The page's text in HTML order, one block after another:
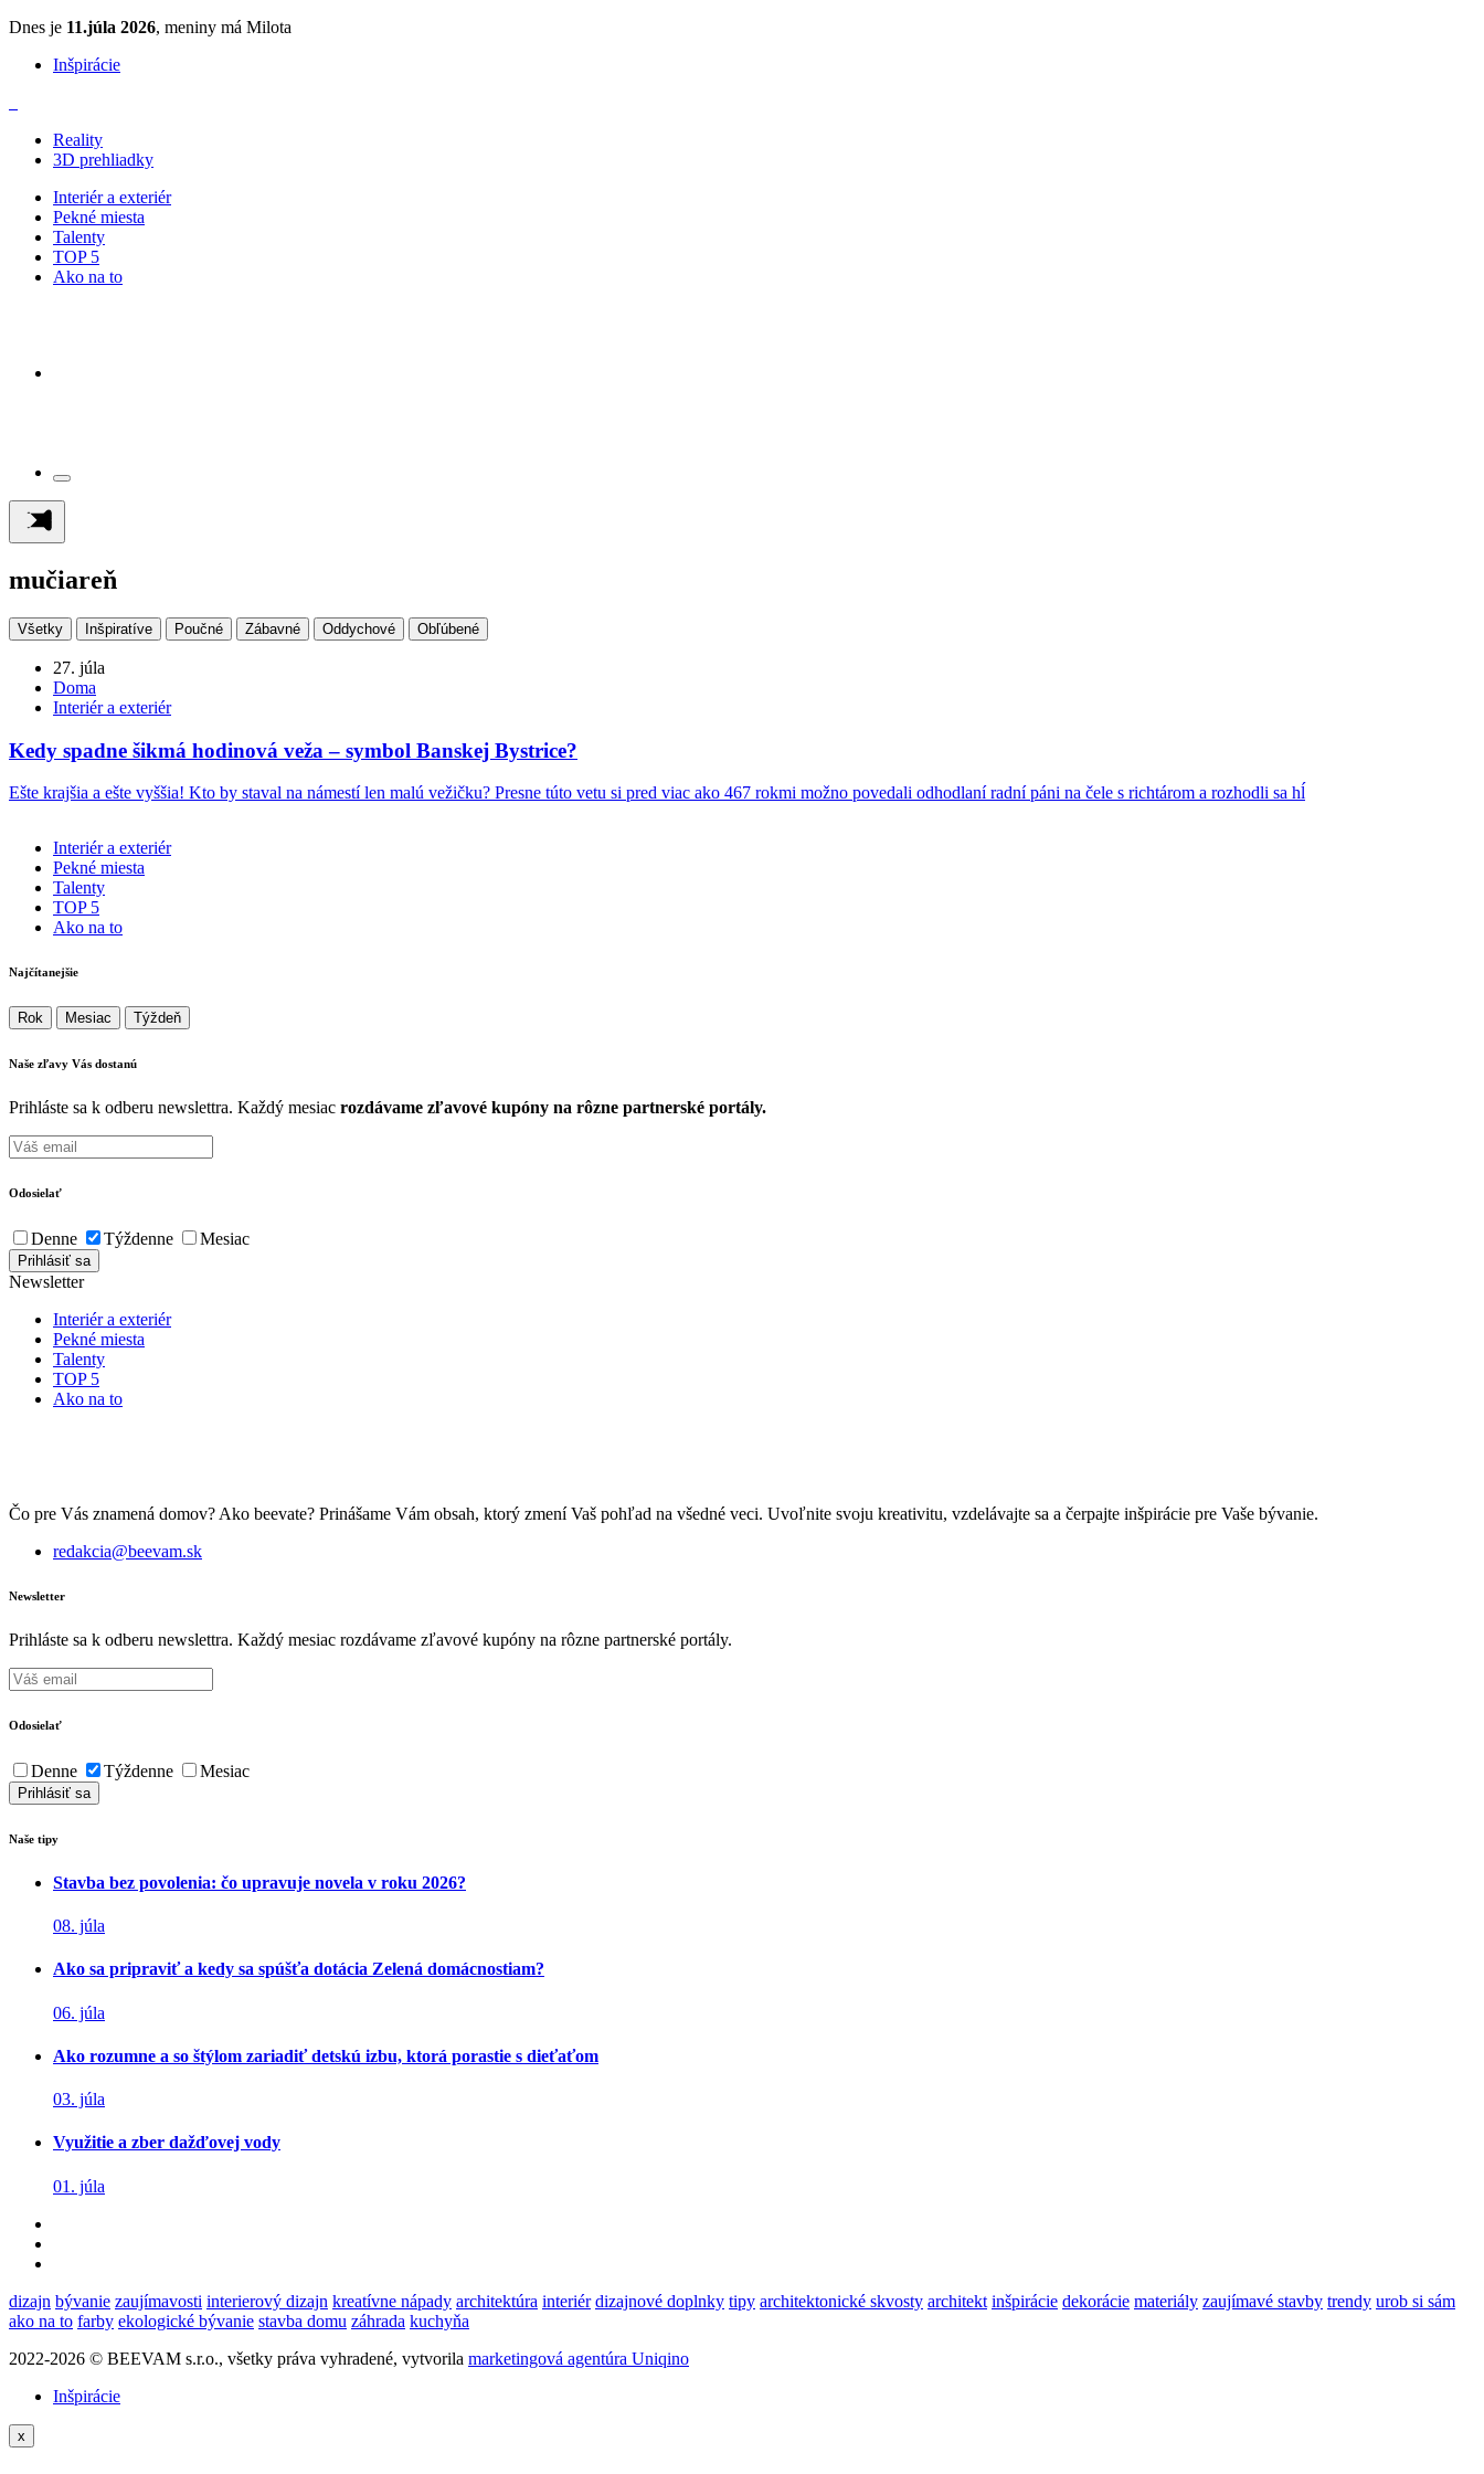
Dnes je 11.júla 2026, meniny má Milota
Inšpirácie
Reality
3D prehliadky
Interiér a exteriér
Pekné miesta
Talenty
TOP 5
Ako na to
mučiareň
Všetky Inšpiratíve Poučné Zábavné Oddychové Obľúbené
27. júla
Doma
Interiér a exteriér
Kedy spadne šikmá hodinová veža – symbol Banskej Bystrice?
Ešte krajšia a ešte vyššia! Kto by staval na námestí len malú vežičku? Presne túto vetu si pred viac ako 467 rokmi možno povedali odhodlaní radní páni na čele s richtárom a rozhodli sa hĺ
Interiér a exteriér
Pekné miesta
Talenty
TOP 5
Ako na to
Najčítanejšie
Rok Mesiac Týždeň
Naše zľavy Vás dostanú
Prihláste sa k odberu newslettra. Každý mesiac rozdávame zľavové kupóny na rôzne partnerské portály.
Odosielať
Denne Týždenne Mesiac
Newsletter
Interiér a exteriér
Pekné miesta
Talenty
TOP 5
Ako na to
Čo pre Vás znamená domov? Ako beevate? Prinášame Vám obsah, ktorý zmení Vaš pohľad na všedné veci. Uvoľnite svoju kreativitu, vzdelávajte sa a čerpajte inšpirácie pre Vaše bývanie.
redakcia@beevam.sk
Newsletter
Prihláste sa k odberu newslettra. Každý mesiac rozdávame zľavové kupóny na rôzne partnerské portály.
Odosielať
Denne Týždenne Mesiac
Naše tipy
Stavba bez povolenia: čo upravuje novela v roku 2026?
08. júla
Ako sa pripraviť a kedy sa spúšťa dotácia Zelená domácnostiam?
06. júla
Ako rozumne a so štýlom zariadiť detskú izbu, ktorá porastie s dieťaťom
03. júla
Využitie a zber dažďovej vody
01. júla
dizajn bývanie zaujímavosti interierový dizajn kreatívne nápady architektúra interiér dizajnové doplnky tipy architektonické skvosty architekt inšpirácie dekorácie materiály zaujímavé stavby trendy urob si sám
ako na to farby ekologické bývanie stavba domu záhrada kuchyňa
2022-2026 © BEEVAM s.r.o., všetky práva vyhradené, vytvorila marketingová agentúra Uniqino
Inšpirácie
x